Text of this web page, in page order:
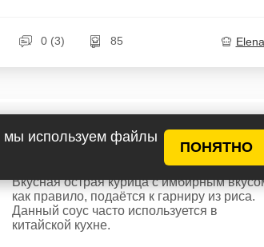
мы используем файлы
ПОНЯТНО
0 (3) 85
Курица с баклажанами по-
Вкусная острая курица с имбирным
как правило, подаётся к гарниру из риса.
Данный соус часто используется в
китайской кухне.